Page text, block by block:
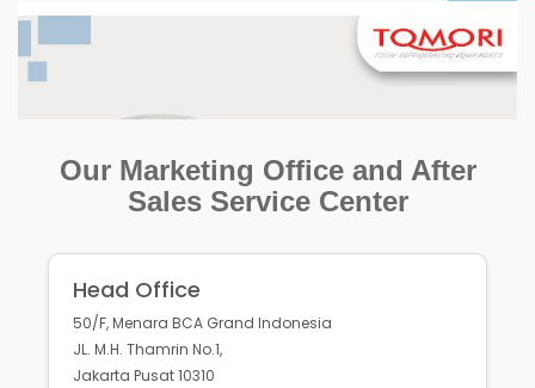
Our Marketing Office and After
Sales Service Center
Head Office
50/F, Menara BCA Grand Indonesia
JL. M.H. Thamrin No.1,
Jakarta Pusat 10310